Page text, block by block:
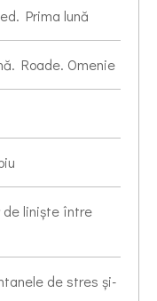
Prima lună
Roade. Omenie
de liniște între
de stres și-